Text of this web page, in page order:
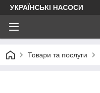
УКРАЇНСЬКІ НАСОСИ
Товари та послуги